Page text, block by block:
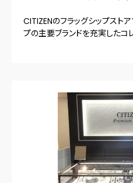
CITIZENのフラッグシップスト
プの主要ブランドを充実したコ